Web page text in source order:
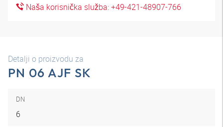
Naša korisnička služba: +49-421-48907-766
Detalji o proizvodu za
PN 06 AJF SK
DN
6